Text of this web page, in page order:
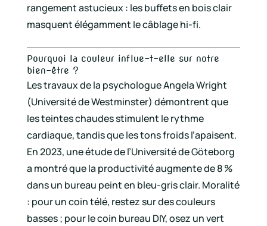
rangement astucieux : les buffets en bois clair
masquent élégamment le câblage hi-fi.
Pourquoi la couleur influe-t-elle sur notre
bien-être ?
Les travaux de la psychologue Angela Wright
(Université de Westminster) démontrent que
les teintes chaudes stimulent le rythme
cardiaque, tandis que les tons froids l’apaisent.
En 2023, une étude de l’Université de Göteborg
a montré que la productivité augmente de 8 %
dans un bureau peint en bleu-gris clair. Moralité
: pour un coin télé, restez sur des couleurs
basses ; pour le coin bureau DIY, osez un vert